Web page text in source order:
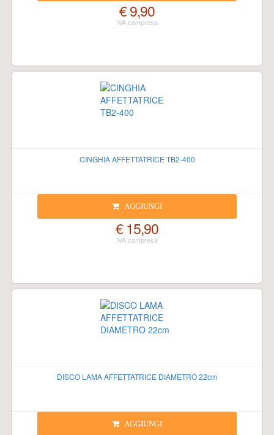
€ 9,90
CINGHIA AFFETTATRICE TB2-400
AGGIUNGI
€ 15,90
DISCO LAMA AFFETTATRICE DIAMETRO 22cm
AGGIUNGI